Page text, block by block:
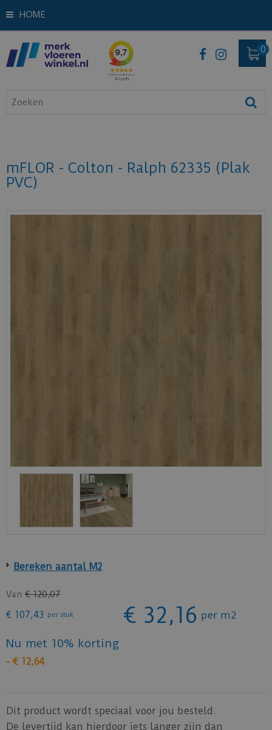
HOME
mFLOR - Colton - Ralph 62335 (Plak
PVC)
Bereken aantal M2
Van € 120,07
€ 107,43 per stuk € 32,16 per m2
Nu met 10% korting
- € 12,64
Dit product wordt speciaal voor jou besteld.
De levertijd kan hierdoor iets langer zijn dan